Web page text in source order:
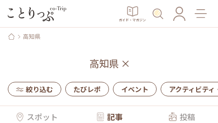
ガイド・マガジン
高知県
高知県 ×
絞り込む たびレポ イベント アクティビティ
スポット 記事 投稿